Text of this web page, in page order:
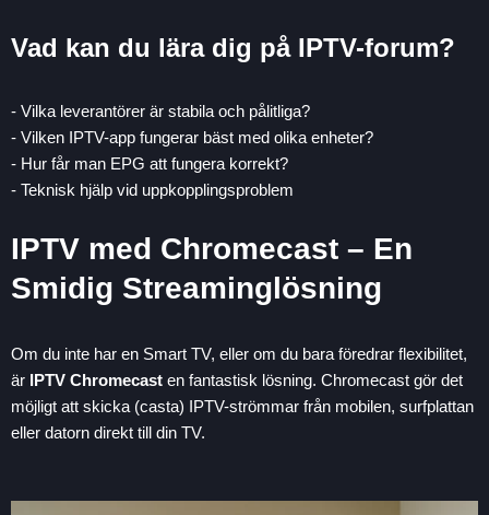
Vad kan du lära dig på IPTV-forum?
- Vilka leverantörer är stabila och pålitliga?
- Vilken IPTV-app fungerar bäst med olika enheter?
- Hur får man EPG att fungera korrekt?
- Teknisk hjälp vid uppkopplingsproblem
IPTV med Chromecast – En
Smidig Streaminglösning
Om du inte har en Smart TV, eller om du bara föredrar flexibilitet,
är IPTV Chromecast en fantastisk lösning. Chromecast gör det
möjligt att skicka (casta) IPTV-strömmar från mobilen, surfplattan
eller datorn direkt till din TV.